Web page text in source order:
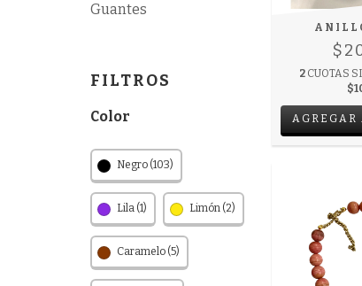
Guantes
FILTROS
Color
Negro (103)
Lila (1) Limón (2)
Caramelo (5)
2 CUOTAS
AGREGAR